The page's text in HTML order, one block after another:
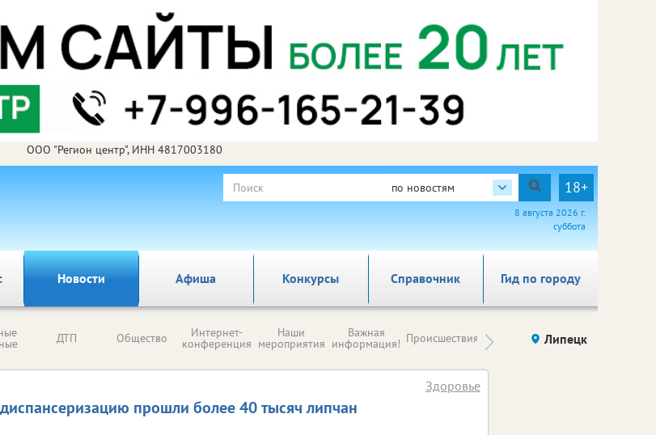
ООО "Регион центр", ИНН 4817003180
по новостям 18+
8 августа 2026 г.
суббота
Новости Афиша Справочник Гид по городу
Конкурсы
ДТП Общество Интернет-
конференция
Наши
мероприятия
Важная
информация! Происшествия Здоровье компаний (на
правах
Липецк
прошли более 40 тысяч липчан
Здоровье